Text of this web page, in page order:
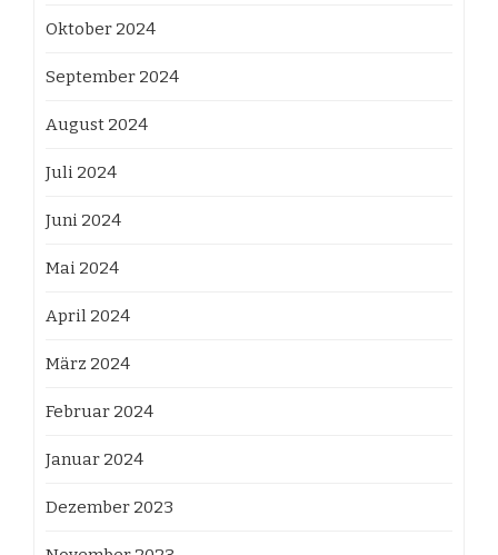
Oktober 2024
September 2024
August 2024
Juli 2024
Juni 2024
Mai 2024
April 2024
März 2024
Februar 2024
Januar 2024
Dezember 2023